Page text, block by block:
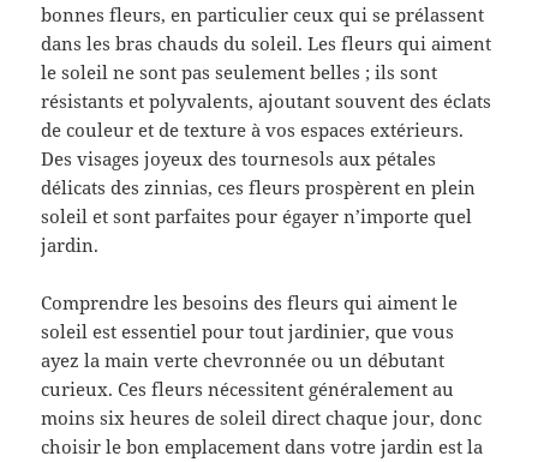
bonnes fleurs, en particulier ceux qui se prélassent
dans les bras chauds du soleil. Les fleurs qui aiment
le soleil ne sont pas seulement belles ; ils sont
résistants et polyvalents, ajoutant souvent des éclats
de couleur et de texture à vos espaces extérieurs.
Des visages joyeux des tournesols aux pétales
délicats des zinnias, ces fleurs prospèrent en plein
soleil et sont parfaites pour égayer n’importe quel
jardin.
Comprendre les besoins des fleurs qui aiment le
soleil est essentiel pour tout jardinier, que vous
ayez la main verte chevronnée ou un débutant
curieux. Ces fleurs nécessitent généralement au
moins six heures de soleil direct chaque jour, donc
choisir le bon emplacement dans votre jardin est la